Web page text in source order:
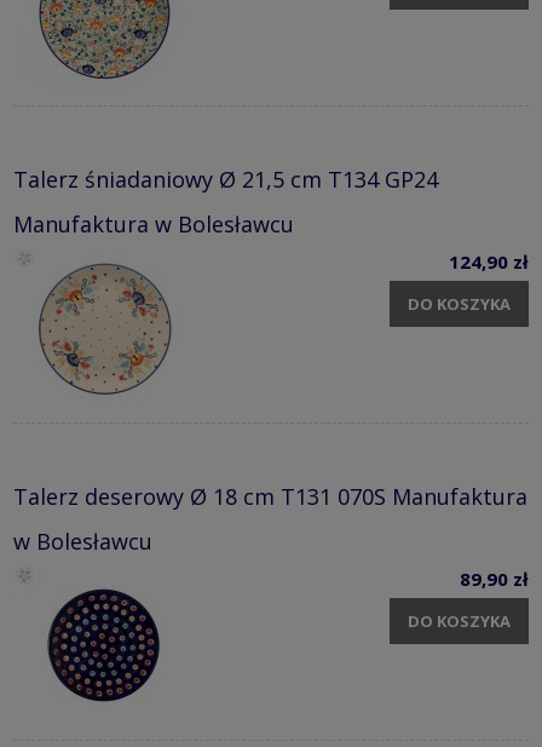
Talerz śniadaniowy Ø 21,5 cm T134 GP24
Manufaktura w Bolesławcu
124,90 zł
DO KOSZYKA
Talerz deserowy Ø 18 cm T131 070S Manufaktura
w Bolesławcu
89,90 zł
DO KOSZYKA